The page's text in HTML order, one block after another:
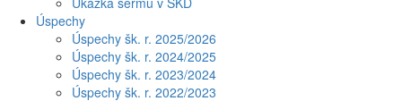
Úspechy
Úspechy šk. r. 2025/2026
Úspechy šk. r. 2024/2025
Úspechy šk. r. 2023/2024
Úspechy šk. r. 2022/2023